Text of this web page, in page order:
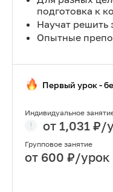
подготовка к
Научат решить
Опытные
Первый урок -
Индивидуальное
от 1,031 ₽/
Групповое занятие
от 600 ₽/урок